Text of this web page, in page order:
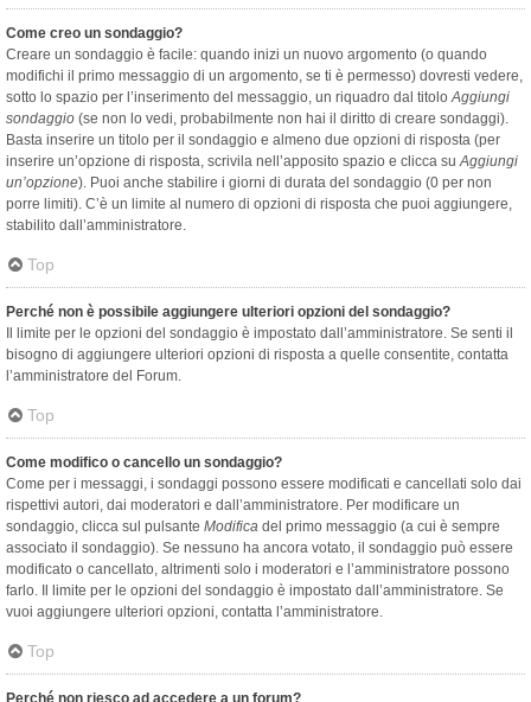
Come creo un sondaggio?
Creare un sondaggio è facile: quando inizi un nuovo argomento (o quando
modifichi il primo messaggio di un argomento, se ti è permesso) dovresti vedere,
sotto lo spazio per l’inserimento del messaggio, un riquadro dal titoloAggiungi
sondaggio (se non lo vedi, probabilmente non hai il diritto di creare sondaggi).
Basta inserire un titolo per il sondaggio e almeno due opzioni di risposta (per
inserire un’opzione di risposta, scrivila nell’apposito spazio e clicca suAggiungi
un’opzione). Puoi anche stabilire i giorni di durata del sondaggio (0 per non
porre limiti). C’è un limite al numero di opzioni di risposta che puoi aggiungere,
stabilito dall’amministratore.
Top
Perché non è possibile aggiungere ulteriori opzioni del sondaggio?
Il limite per le opzioni del sondaggio è impostato dall’amministratore. Se senti il
bisogno di aggiungere ulteriori opzioni di risposta a quelle consentite, contatta
l’amministratore del Forum.
Top
Come modifico o cancello un sondaggio?
Come per i messaggi, i sondaggi possono essere modificati e cancellati solo dai
rispettivi autori, dai moderatori e dall’amministratore. Per modificare un
sondaggio, clicca sul pulsante Modifica del primo messaggio (a cui è sempre
associato il sondaggio). Se nessuno ha ancora votato, il sondaggio può essere
modificato o cancellato, altrimenti solo i moderatori e l’amministratore possono
farlo. Il limite per le opzioni del sondaggio è impostato dall’amministratore. Se
vuoi aggiungere ulteriori opzioni, contatta l’amministratore.
Top
Perché non riesco ad accedere a un forum?